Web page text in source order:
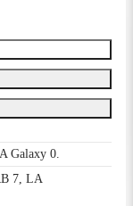
Galaxy 0.
7, LA